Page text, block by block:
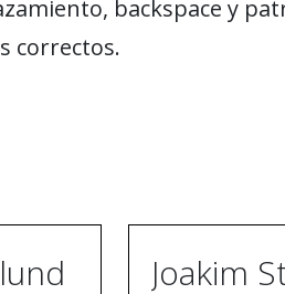
backspace y
correctos.